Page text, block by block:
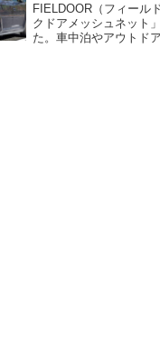
FIELDOOR（フィール
クドアメッシュネット
た。車中泊やアウトド